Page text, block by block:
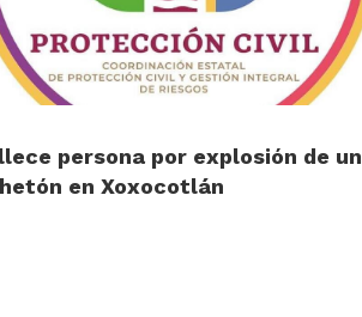
persona por explosión de un
en Xoxocotlán